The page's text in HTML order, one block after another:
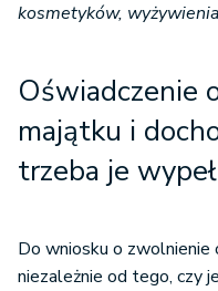
kosmetyków,
Oświadczenie
majątku i
trzeba je
Do wniosku o
niezależnie od tego, czy